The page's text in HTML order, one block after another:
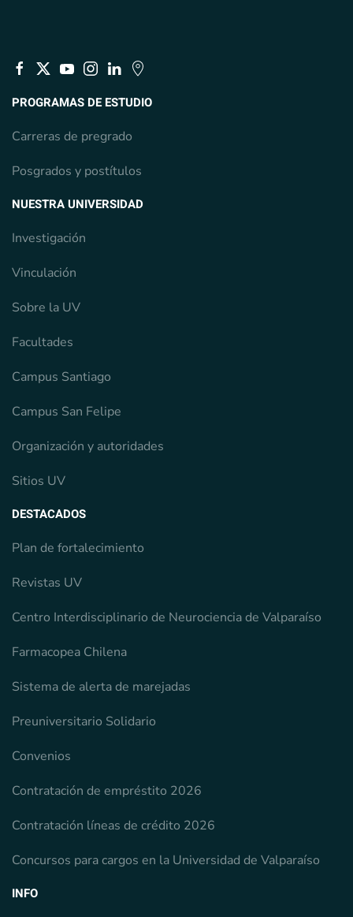
PROGRAMAS DE ESTUDIO
Carreras de pregrado
Posgrados y postítulos
NUESTRA UNIVERSIDAD
Investigación
Vinculación
Sobre la UV
Facultades
Campus Santiago
Campus San Felipe
Organización y autoridades
Sitios UV
DESTACADOS
Plan de fortalecimiento
Revistas UV
Centro Interdisciplinario de Neurociencia de Valparaíso
Farmacopea Chilena
Sistema de alerta de marejadas
Preuniversitario Solidario
Convenios
Contratación de empréstito 2026
Contratación líneas de crédito 2026
Concursos para cargos en la Universidad de Valparaíso
INFO